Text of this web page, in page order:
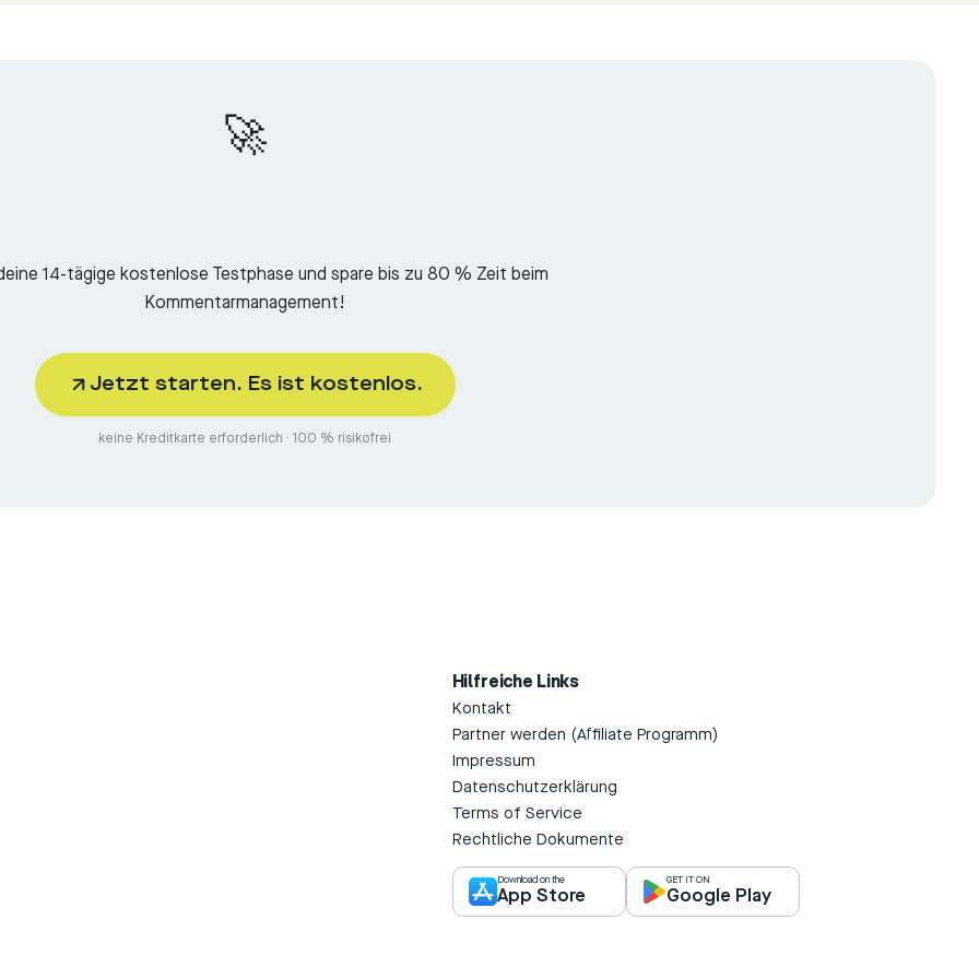
🚀
14-tägige kostenlose Testphase und spare bis zu 80 % Zeit beim
Kommentarmanagement!
Jetzt starten. Es ist kostenlos.
keine Kreditkarte erforderlich · 100 % risikofrei
Hilfreiche Links
Kontakt
Partner werden (Affiliate Programm)
Impressum
Datenschutzerklärung
Terms of Service
Rechtliche Dokumente
Download on the
App Store
GET IT ON
Google Play